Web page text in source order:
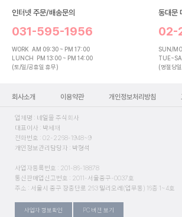
인터넷 주문/배송문의
031-595-1956
WORK AM 09:30 ~ PM 17:00
LUNCH PM 13:00 ~ PM 14:00
(토/일/공휴일 휴무)
동대문
02-
SUN/
(명절당
회사소개 이용약관 개인정보처리방침
업체명 : 네일몰 주식회사
대표이사 : 박세재
전화번호 : 02-2268-1948~9
개인정보관리담당자 : 박형석
사업자등록번호 : 201-86-18878
통신판매업신고번호 : 2011-서울중구-0037호
주소 : 서울시 중구 장충단로 263 밀리오레(업무동) 16층 1~4호
사업자 정보확인 PC 버전 보기